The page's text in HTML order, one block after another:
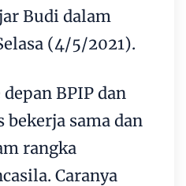
Budi dalam
(4/5/2021).
BPIP dan
sama dan
rangka
Caranya